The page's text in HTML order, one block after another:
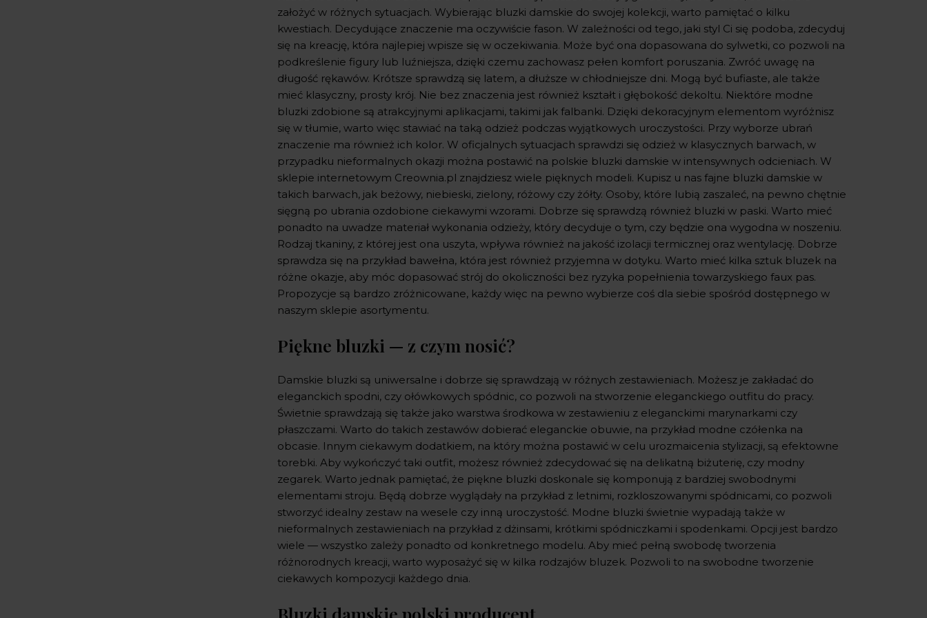
założyć w różnych sytuacjach. Wybierając bluzki damskie do swojej kolekcji, warto pamiętać o kilku
kwestiach. Decydujące znaczenie ma oczywiście fason. W zależności od tego, jaki styl Ci się podoba, zdecyduj
się na kreację, która najlepiej wpisze się w oczekiwania. Może być ona dopasowana do sylwetki, co pozwoli na
podkreślenie figury lub luźniejsza, dzięki czemu zachowasz pełen komfort poruszania. Zwróć uwagę na
długość rękawów. Krótsze sprawdzą się latem, a dłuższe w chłodniejsze dni. Mogą być bufiaste, ale także
mieć klasyczny, prosty krój. Nie bez znaczenia jest również kształt i głębokość dekoltu. Niektóre modne
bluzki zdobione są atrakcyjnymi aplikacjami, takimi jak falbanki. Dzięki dekoracyjnym elementom wyróżnisz
się w tłumie, warto więc stawiać na taką odzież podczas wyjątkowych uroczystości. Przy wyborze ubrań
znaczenie ma również ich kolor. W oficjalnych sytuacjach sprawdzi się odzież w klasycznych barwach, w
przypadku nieformalnych okazji można postawić na polskie bluzki damskie w intensywnych odcieniach. W
sklepie internetowym Creownia.pl znajdziesz wiele pięknych modeli. Kupisz u nas fajne bluzki damskie w
takich barwach, jak beżowy, niebieski, zielony, różowy czy żółty. Osoby, które lubią zaszaleć, na pewno chętnie
sięgną po ubrania ozdobione ciekawymi wzorami. Dobrze się sprawdzą również bluzki w paski. Warto mieć
ponadto na uwadze materiał wykonania odzieży, który decyduje o tym, czy będzie ona wygodna w noszeniu.
Rodzaj tkaniny, z której jest ona uszyta, wpływa również na jakość izolacji termicznej oraz wentylację. Dobrze
sprawdza się na przykład bawełna, która jest również przyjemna w dotyku. Warto mieć kilka sztuk bluzek na
różne okazje, aby móc dopasować strój do okoliczności bez ryzyka popełnienia towarzyskiego faux pas.
Propozycje są bardzo zróżnicowane, każdy więc na pewno wybierze coś dla siebie spośród dostępnego w
naszym sklepie asortymentu.
Piękne bluzki — z czym nosić?
Damskie bluzki są uniwersalne i dobrze się sprawdzają w różnych zestawieniach. Możesz je zakładać do
eleganckich spodni, czy ołówkowych spódnic, co pozwoli na stworzenie eleganckiego outfitu do pracy.
Świetnie sprawdzają się także jako warstwa środkowa w zestawieniu z eleganckimi marynarkami czy
płaszczami. Warto do takich zestawów dobierać eleganckie obuwie, na przykład modne czółenka na
obcasie. Innym ciekawym dodatkiem, na który można postawić w celu urozmaicenia stylizacji, są efektowne
torebki. Aby wykończyć taki outfit, możesz również zdecydować się na delikatną biżuterię, czy modny
zegarek. Warto jednak pamiętać, że piękne bluzki doskonale się komponują z bardziej swobodnymi
elementami stroju. Będą dobrze wyglądały na przykład z letnimi, rozkloszowanymi spódnicami, co pozwoli
stworzyć idealny zestaw na wesele czy inną uroczystość. Modne bluzki świetnie wypadają także w
nieformalnych zestawieniach na przykład z dżinsami, krótkimi spódniczkami i spodenkami. Opcji jest bardzo
wiele — wszystko zależy ponadto od konkretnego modelu. Aby mieć pełną swobodę tworzenia
różnorodnych kreacji, warto wyposażyć się w kilka rodzajów bluzek. Pozwoli to na swobodne tworzenie
ciekawych kompozycji każdego dnia.